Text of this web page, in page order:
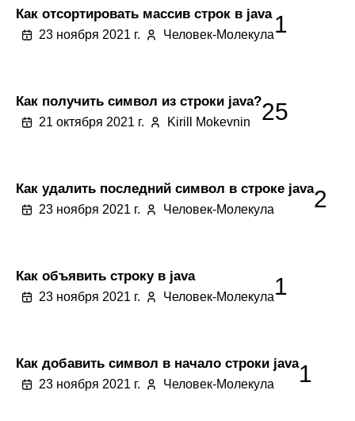
Как отсортировать массив строк в java
23 ноября 2021 г. Человек-Молекула1
Как получить символ из строки java?
21 октября 2021 г. Kirill Mokevnin 25
Как удалить последний символ в строке java
23 ноября 2021 г. Человек-Молекула 2
Как объявить строку в java
23 ноября 2021 г. Человек-Молекула1
Как добавить символ в начало строки java
23 ноября 2021 г. Человек-Молекула 1